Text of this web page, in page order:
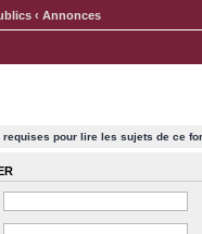
‹ Annonces
requises pour lire les sujets de ce